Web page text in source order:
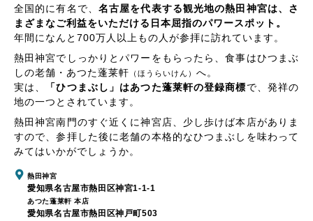
全国的に有名で、 名古屋を代表する観光地の熱田神宮は、さ
まざまなご利益をいただける日本屈指のパワースポット。
年間になんと700万人以上もの人が参拝に訪れています。
熱田神宮でしっかりとパワーをもらったら、食事はひつまぶ
しの老舗・あつた蓬莱軒 （ほうらいけん） へ。
実は、
「ひつまぶし」はあつた蓬莱軒の登録商標で、発祥の
地の一つとされています。
熱田神宮南門のすぐ近くに神宮店、少し歩けば本店がありま
すので、参拝した後に老舗の本格的なひつまぶしを味わって
みてはいかがでしょうか。
熱田神宮
愛知県名古屋市熱田区神宮1-1-1
あつた蓬莱軒 本店
愛知県名古屋市熱田区神戸町503